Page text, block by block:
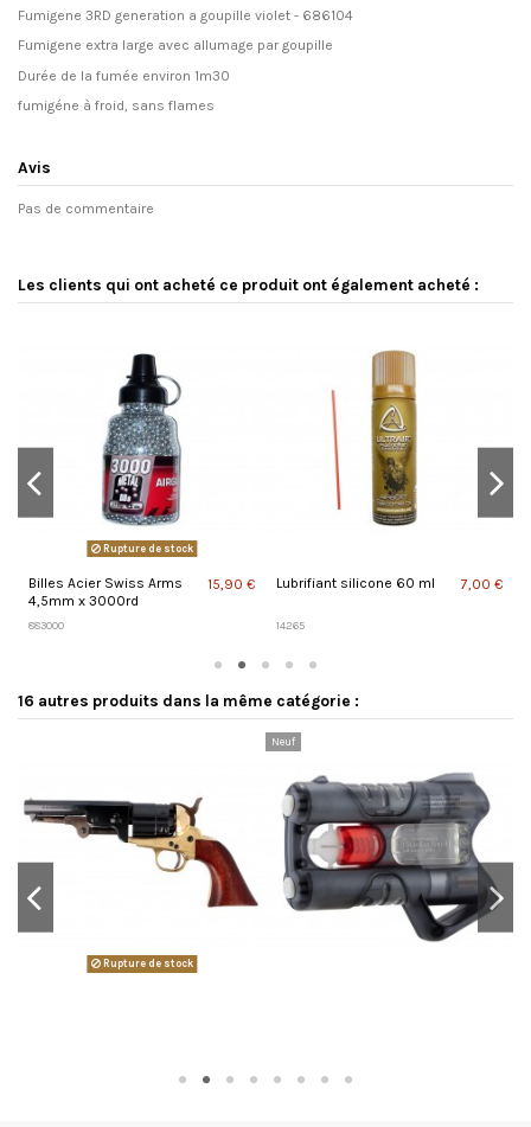
Fumigene 3RD generation a goupille violet - 686104
Fumigene extra large avec allumage par goupille
Durée de la fumée environ 1m30
fumigéne à froid, sans flames
Avis
Pas de commentaire
Les clients qui ont acheté ce produit ont également acheté :
Rupture de stock
Billes Acier Swiss Arms
4,5mm x 3000rd
883000
15,90 € Lubrifiant silicone 60 ml
14265
7,00 €
16 autres produits dans la même catégorie :
Rupture de stock
Neuf